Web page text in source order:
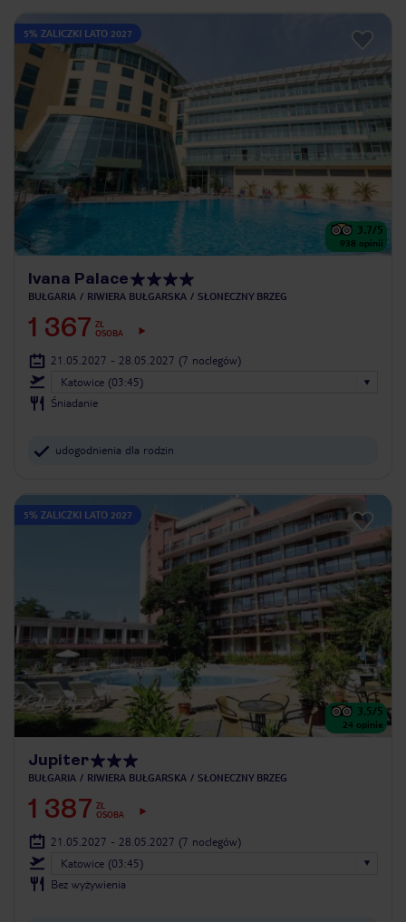
5% ZALICZKI LATO 2027
3.7/5
938 opinii
Ivana Palace
BUŁGARIA RIWIERA BUŁGARSKA SŁONECZNY BRZEG
1 367 ZŁ
OSOBA
21.05.2027 - 28.05.2027 (7 noclegów)
Katowice (03:45)
Śniadanie
udogodnienia dla rodzin
5% ZALICZKI LATO 2027
3.5/5
24 opinie
Jupiter
BUŁGARIA RIWIERA BUŁGARSKA SŁONECZNY BRZEG
1 387 ZŁ
OSOBA
21.05.2027 - 28.05.2027 (7 noclegów)
Katowice (03:45)
Bez wyżywienia